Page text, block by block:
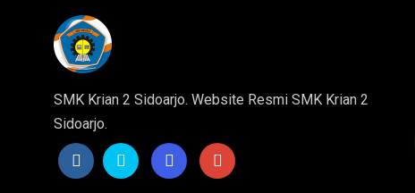
SMK Krian 2 Sidoarjo. Website Resmi SMK Krian 2
Sidoarjo.